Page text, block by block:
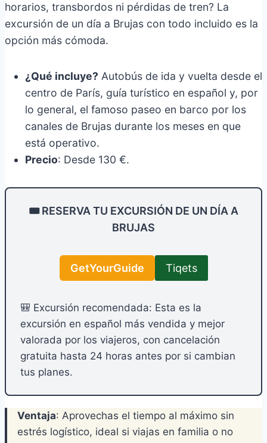
horarios, transbordos ni pérdidas de tren? La
excursión de un día a Brujas con todo incluido es la
opción más cómoda.
¿Qué incluye? Autobús de ida y vuelta desde el
centro de París, guía turístico en español y, por
lo general, el famoso paseo en barco por los
canales de Brujas durante los meses en que
está operativo.
Precio: Desde 130 €.
🎟️ RESERVA TU EXCURSIÓN DE UN DÍA A
BRUJAS
GetYourGuide Tiqets
🎒 Excursión recomendada: Esta es la
excursión en español más vendida y mejor
valorada por los viajeros, con cancelación
gratuita hasta 24 horas antes por si cambian
tus planes.
Ventaja: Aprovechas el tiempo al máximo sin
estrés logístico, ideal si viajas en familia o no